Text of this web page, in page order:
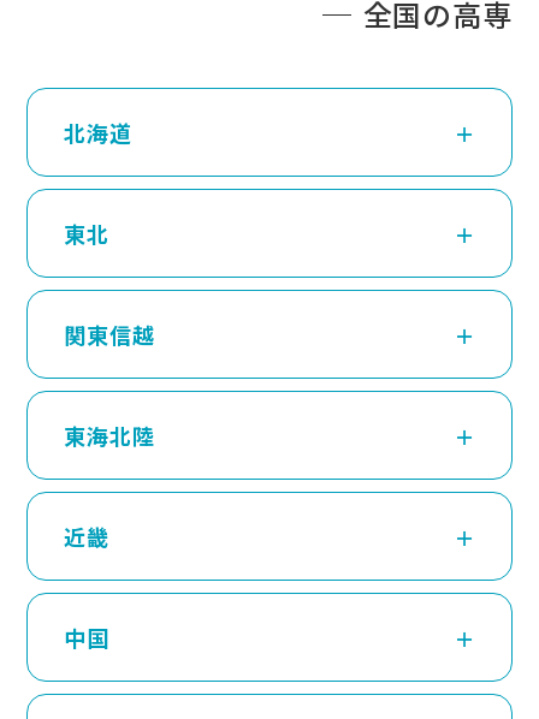
全国の高専
北海道
東北
関東信越
東海北陸
近畿
中国